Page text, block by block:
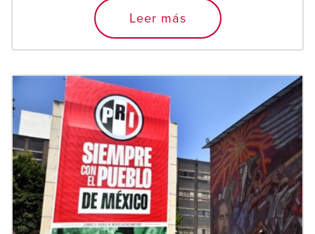
Leer más